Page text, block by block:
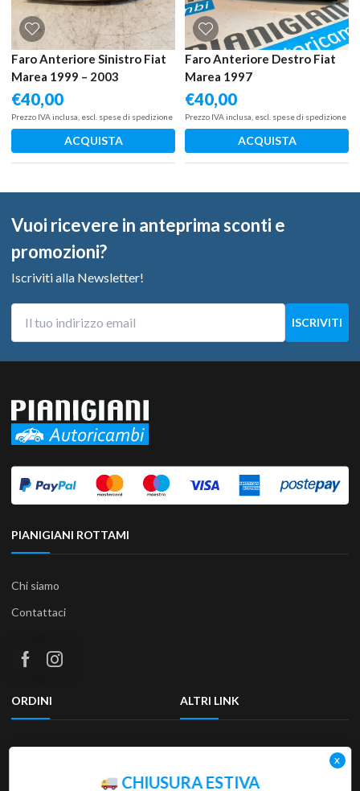
Faro Anteriore Sinistro Fiat
Marea 1999 – 2003
€40,00
Prezzo IVA inclusa, escl. spese di spedizione
ACQUISTA
Faro Anteriore Destro Fiat
Marea 1997
€40,00
Prezzo IVA inclusa, escl. spese di spedizione
ACQUISTA
Vuoi ricevere in anteprima sconti e
promozioni?
Iscriviti alla Newsletter!
PIANIGIANI ROTTAMI
Chi siamo
Contattaci
ORDINI
Termini e condizioni
ALTRI LINK
Privacy Policy
Accessibilità
CHIUSURA ESTIVA